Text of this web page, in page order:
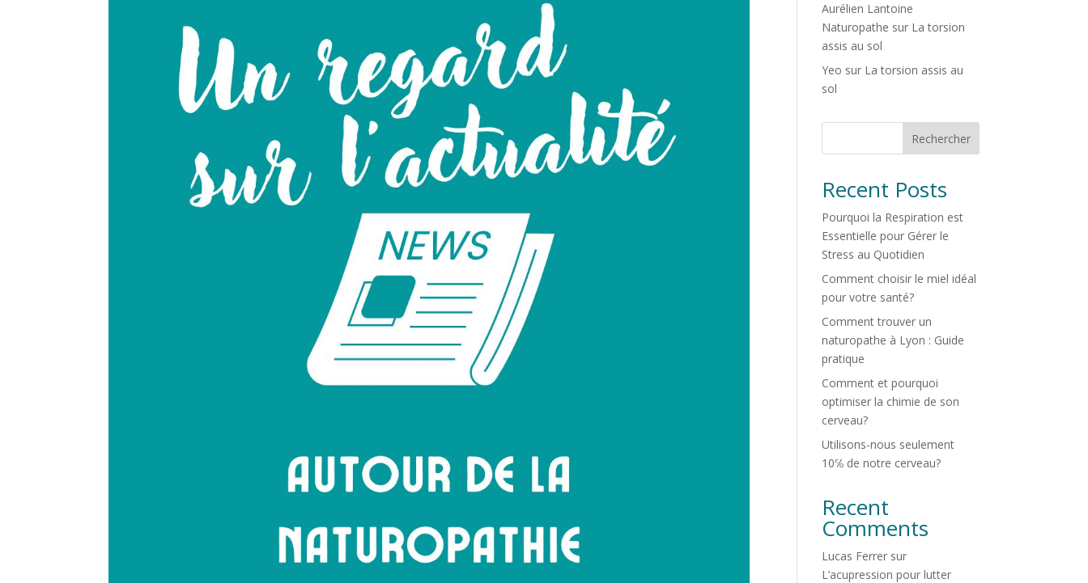
Aurélien Lantoine
Naturopathe sur La torsion
assis au sol
Yeo sur La torsion assis au
sol
Rechercher
Recent Posts
Pourquoi la Respiration est
Essentielle pour Gérer le
Stress au Quotidien
Comment choisir le miel idéal
pour votre santé?
Comment trouver un
naturopathe à Lyon : Guide
pratique
Comment et pourquoi
optimiser la chimie de son
cerveau?
Utilisons-nous seulement
10℅ de notre cerveau?
Recent
Comments
Lucas Ferrer sur
L’acupression pour lutter